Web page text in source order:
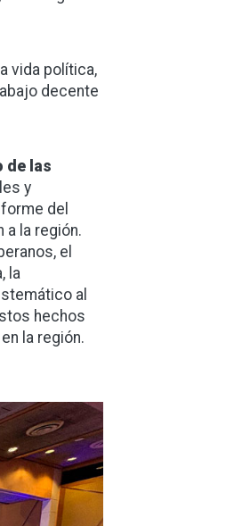
vida política,
decente
de las
y
del
la región.
el
la
al
hechos
la región.